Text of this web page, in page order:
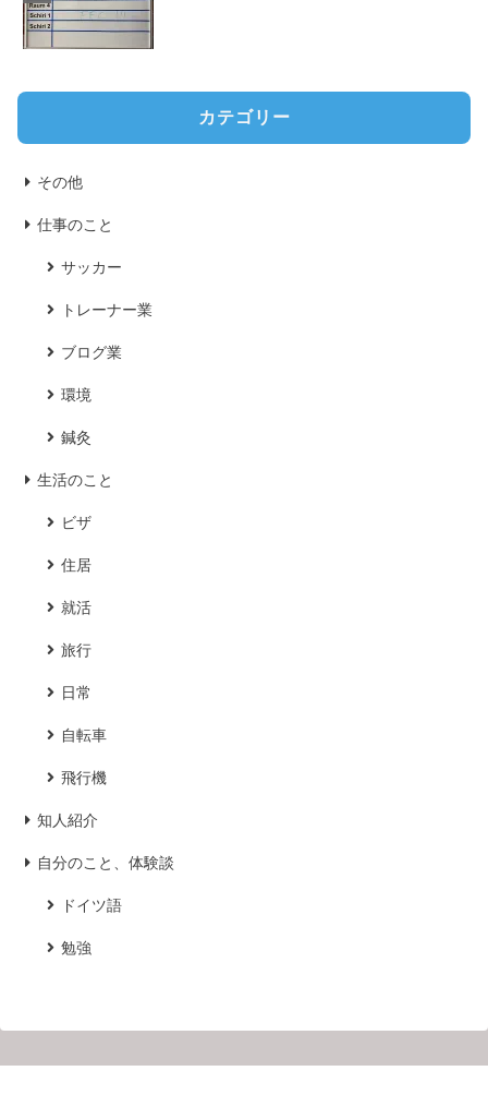
カテゴリー
その他
仕事のこと
サッカー
トレーナー業
ブログ業
環境
鍼灸
生活のこと
ビザ
住居
就活
旅行
日常
自転車
飛行機
知人紹介
自分のこと、体験談
ドイツ語
勉強